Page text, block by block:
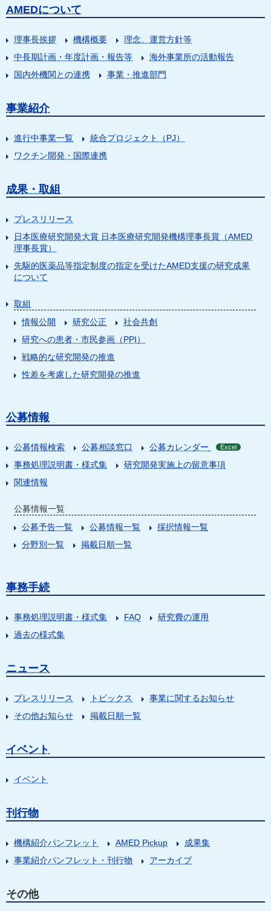
AMEDについて
理事長挨拶 機構概要
理念、運営方針等
中長期計画・年度計画・報告等
海外事業所の活動報告
国内外機関との連携
事業・推進部門
事業紹介
進行中事業一覧
統合プロジェクト（PJ）
ワクチン開発・国際連携
成果・取組
プレスリリース
日本医療研究開発大賞 日本医療研究開発機構理事長賞（AMED
理事長賞）
先駆的医薬品等指定制度の指定を受けたAMED支援の研究成果
について
取組
情報公開
研究公正
社会共創
研究への患者・市民参画（PPI）
戦略的な研究開発の推進
性差を考慮した研究開発の推進
公募情報
公募情報検索 公募相談窓口 公募カレンダー Excel
事務処理説明書・様式集
研究開発実施上の留意事項
関連情報
公募情報一覧
公募予告一覧
公募情報一覧
採択情報一覧
分野別一覧
掲載日順一覧
事務手続
事務処理説明書・様式集 FAQ
研究費の運用
過去の様式集
ニュース
プレスリリース トピックス
事業に関するお知らせ
その他お知らせ
掲載日順一覧
イベント
イベント
刊行物
機構紹介パンフレット AMED Pickup
成果集
事業紹介パンフレット・刊行物
アーカイブ
その他